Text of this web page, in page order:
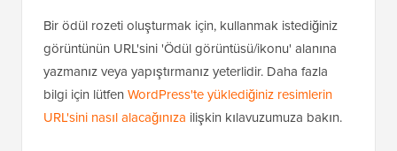
Bir ödül rozeti oluşturmak için, kullanmak istediğiniz
görüntünün URL'sini 'Ödül görüntüsü/ikonu' alanına
yazmanız veya yapıştırmanız yeterlidir. Daha fazla
bilgi için lütfen WordPress'te yüklediğiniz resimlerin
URL'sini nasıl alacağınıza ilişkin kılavuzumuza bakın.